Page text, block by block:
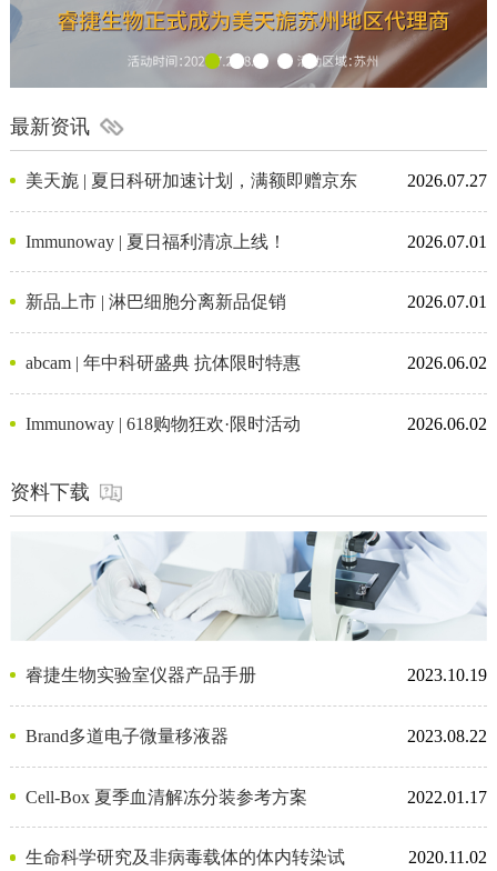
最新资讯
美天旎 | 夏日科研加速计划，满额即赠京东
卡
2026.07.27
Immunoway | 夏日福利清凉上线！ 2026.07.01
新品上市 | 淋巴细胞分离新品促销 2026.07.01
abcam | 年中科研盛典 抗体限时特惠 2026.06.02
Immunoway | 618购物狂欢·限时活动 2026.06.02
资料下载
睿捷生物实验室仪器产品手册 2023.10.19
Brand多道电子微量移液器 2023.08.22
Cell-Box 夏季血清解冻分装参考方案 2022.01.17
生命科学研究及非病毒载体的体内转染试 2020.11.02